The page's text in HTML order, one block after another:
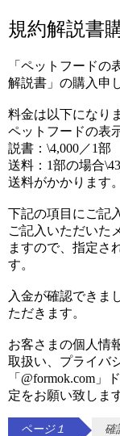
規約解説書
「ペットフード
解説書」の購入申
料金は以下になり
ペットフードの表
説書：\4,000／1部
送料：1部の場合
送料がかかります。
下記の項目にご記
ご記入いただいた
ますので、指定さ
す。
入金が確認でき
ただきます。
お客さまの個人情
取扱い、プライバ
「@formok.com
定をお願い致しま
ページ１ 確